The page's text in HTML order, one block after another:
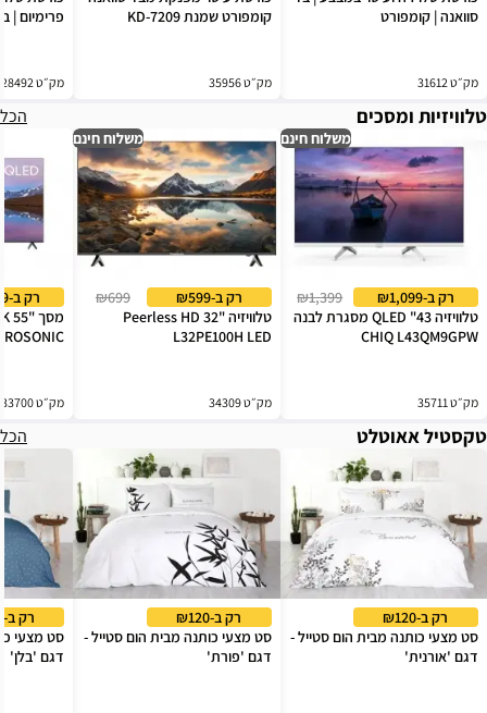
סוואנה | קומפורט
מק״ט 31612
קומפורט שמנת KD-7209
מק״ט 35956
פרימיום |
מק״ט 28492
טלוויזיות ומסכים הכל
משלוח חינם
רק ב-₪1,099
₪1,399
טלוויזיה 43" QLED מסגרת לבנה
CHIQ L43QM9GPW
מק״ט 35711
משלוח חינם
רק ב-₪599
₪699
טלוויזיה "32 Peerless HD
L32PE100H LED
מק״ט 34309
רק ב-₪1,399
PROSONIC
מק״ט 33700
טקסטיל אאוטלט הכל
רק ב-₪120
סט מצעי כותנה מבית הום סטייל -
דגם 'אורנית'
רק ב-₪120
סט מצעי כותנה מבית הום סטייל -
דגם 'פורת'
רק ב-₪120
סט מצעי
דגם 'בלן'